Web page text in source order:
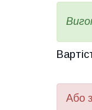
Або